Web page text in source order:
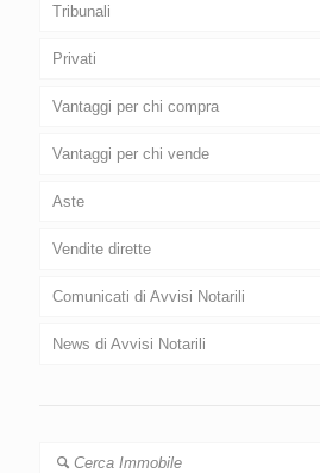
Tribunali
Privati
Vantaggi per chi compra
Vantaggi per chi vende
Aste
Vendite dirette
Comunicati di Avvisi Notarili
News di Avvisi Notarili
Cerca Immobile